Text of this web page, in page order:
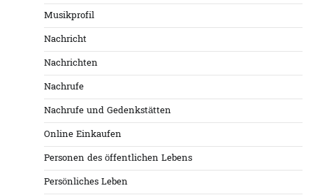
Musikprofil
Nachricht
Nachrichten
Nachrufe
Nachrufe und Gedenkstätten
Online Einkaufen
Personen des öffentlichen Lebens
Persönliches Leben